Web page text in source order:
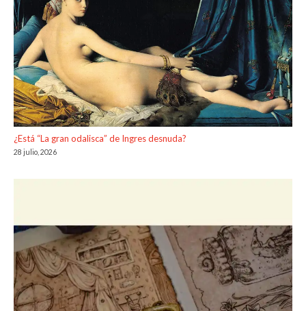
¿Está “La gran odalisca” de Ingres desnuda?
28 julio, 2026